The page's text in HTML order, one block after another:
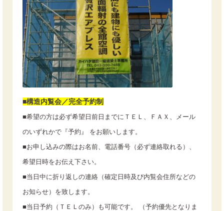
■構造内覧会／完全予約制
■希望の方は必ず希望日前日までにＴＥＬ、ＦＡＸ、メール
のいずれかで『予約』 をお願いします。
■お申し込みの際はお名前、電話番号（必ず連絡取れる）、
希望日時をお伝え下さい。
■当日中に折り返しの連絡（確定日時及び内覧会住所などの
お知らせ）を致します。
■当日予約（ＴＥＬのみ）も可能です。 （予約優先となりま